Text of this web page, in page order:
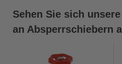
Sehen Sie sich
an Absperrschiebern